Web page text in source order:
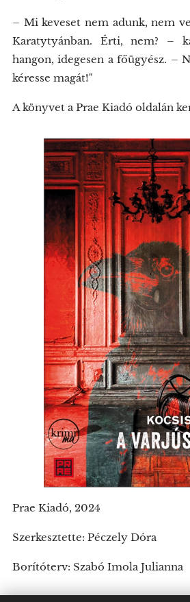
– Mi keveset nem adunk, nem
Karatytyánban. Érti, nem? –
hangon, idegesen a főügyész. –
kéresse magát!"
A könyvet a Prae Kiadó oldalán
Prae Kiadó, 2024
Szerkesztette: Péczely Dóra
Borítóterv: Szabó Imola Julianna